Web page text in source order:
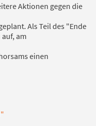
Aktionen gegen die
Als Teil des "Ende
am
einen